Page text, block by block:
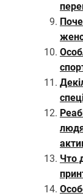
Что